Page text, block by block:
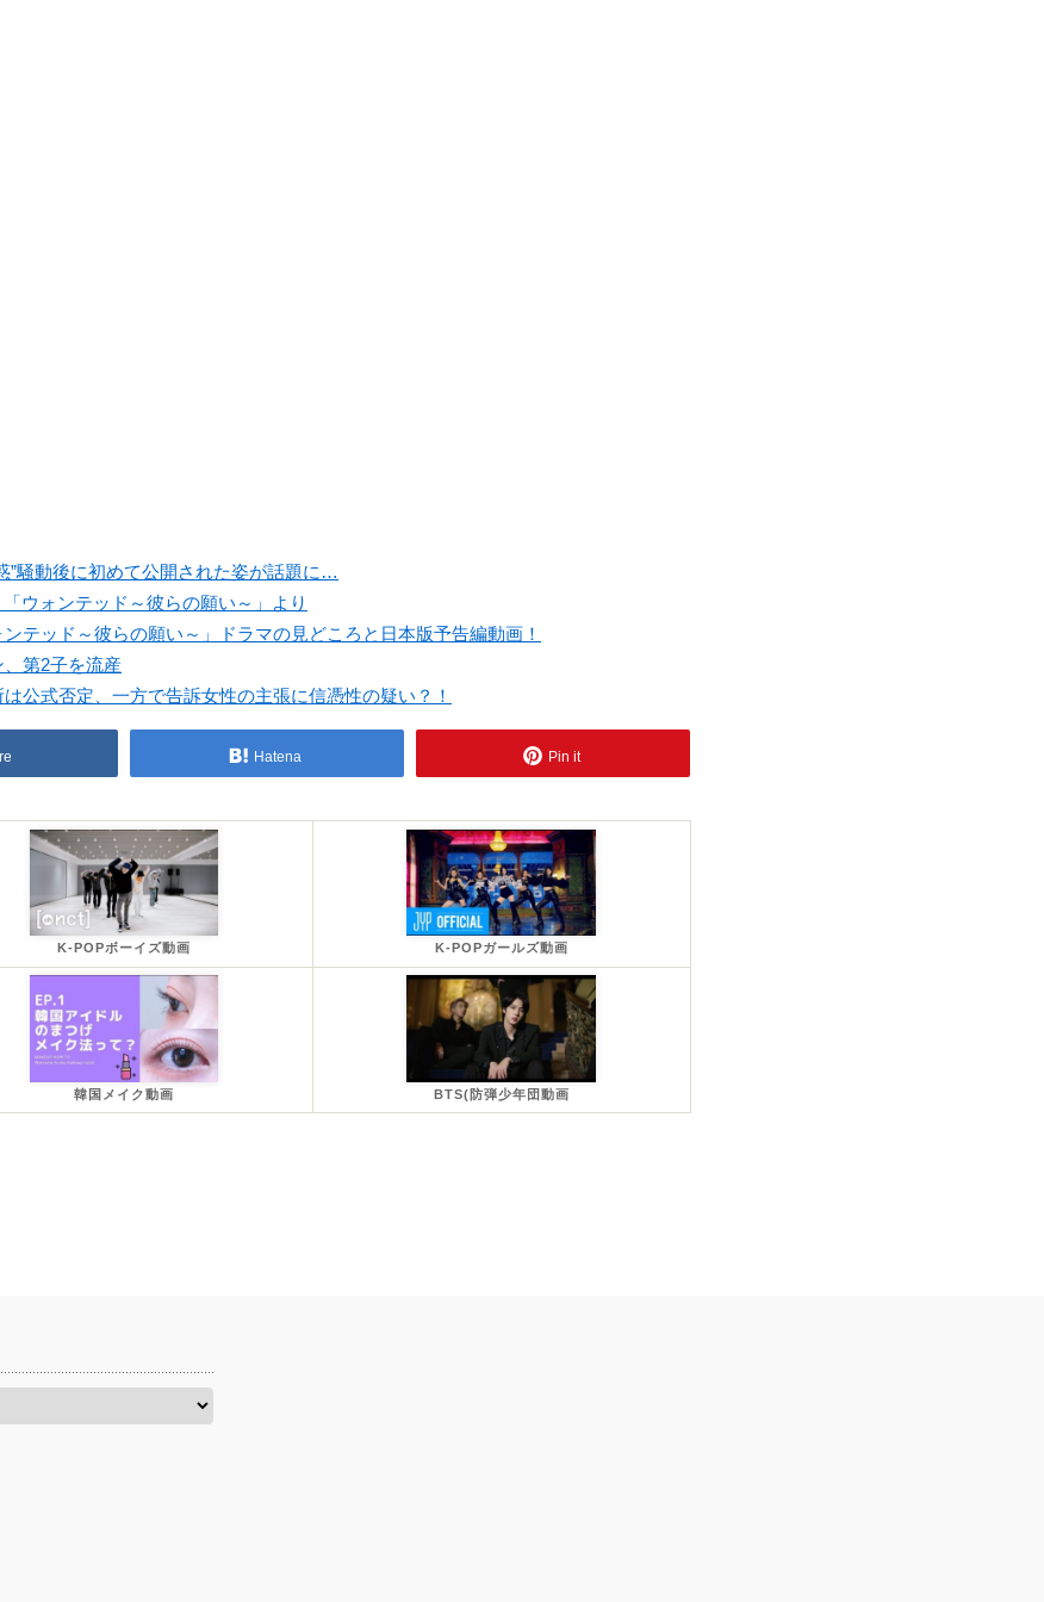
”騒動後に初めて公開された姿が話題に…
ウォンテッド～彼らの願い～」より
テッド～彼らの願い～」ドラマの見どころと日本版予告編動画！
第2子を流産
公式否定、一方で告訴女性の主張に信憑性の疑い？！
Hatena Pin it
K-POPボーイズ動画 K-POPガールズ動画
韓国メイク動画 BTS(防弾少年団動画